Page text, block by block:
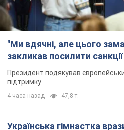
"Ми вдячні, але цього
закликав посилити санкції
Президент подякував
підтримку
4 часа назад 47,8 т.
Українська гімнастка